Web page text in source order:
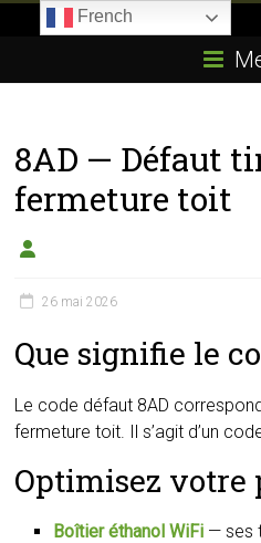
E85.com
passion
du
boîtier
éthanol
8AD — Défaut
fermeture toit
26 mai 2026
Que signifie le
Le code défaut 8AD
fermeture toit. Il s’agit d’un
Optimisez votre
Boîtier éthanol WiFi — ses
French